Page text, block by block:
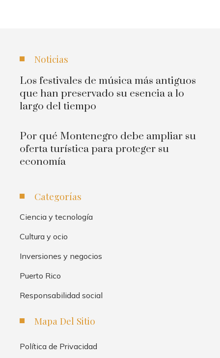
Noticias
Los festivales de música más antiguos
que han preservado su esencia a lo
largo del tiempo
Por qué Montenegro debe ampliar su
oferta turística para proteger su
economía
Categorías
Ciencia y tecnología
Cultura y ocio
Inversiones y negocios
Puerto Rico
Responsabilidad social
Mapa Del Sitio
Política de Privacidad